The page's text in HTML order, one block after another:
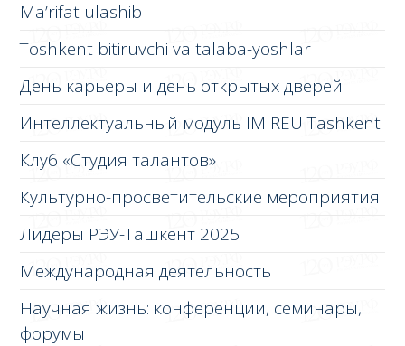
Ma’rifat ulashib
Toshkent bitiruvchi va talaba-yoshlar
День карьеры и день открытых дверей
Интеллектуальный модуль IM REU Tashkent
Клуб «Студия талантов»
Культурно-просветительские мероприятия
Лидеры РЭУ-Ташкент 2025
Международная деятельность
Научная жизнь: конференции, семинары,
форумы